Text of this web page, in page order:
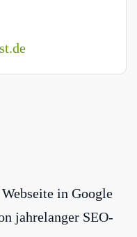
in Google
jahrelanger SEO-